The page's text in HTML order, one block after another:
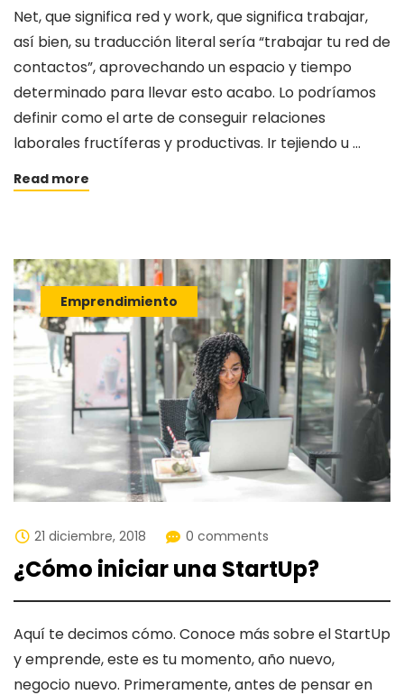
Net, que significa red y work, que significa trabajar,
así bien, su traducción literal sería “trabajar tu red de
contactos”, aprovechando un espacio y tiempo
determinado para llevar esto acabo. Lo podríamos
definir como el arte de conseguir relaciones
laborales fructíferas y productivas. Ir tejiendo u …
Read more
Emprendimiento
21 diciembre, 2018 0 comments
¿Cómo iniciar una StartUp?
Aquí te decimos cómo. Conoce más sobre el StartUp
y emprende, este es tu momento, año nuevo,
negocio nuevo. Primeramente, antes de pensar en